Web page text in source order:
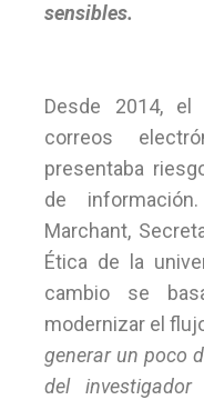
sensibles.
Desde 2014, el
correos
presentaba
de
Marchant,
Ética de la
cambio se
modernizar el
generar un poco
del